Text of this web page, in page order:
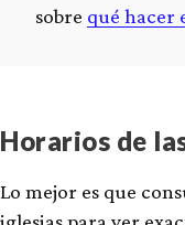
sobre qué hacer
Horarios de
Lo mejor es que